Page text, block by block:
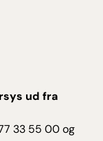
ud fra
33 55 00 og